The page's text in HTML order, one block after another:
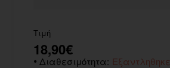
Τιμή
18,90€
Διαθεσιμότητα: Εξαντληθηκε